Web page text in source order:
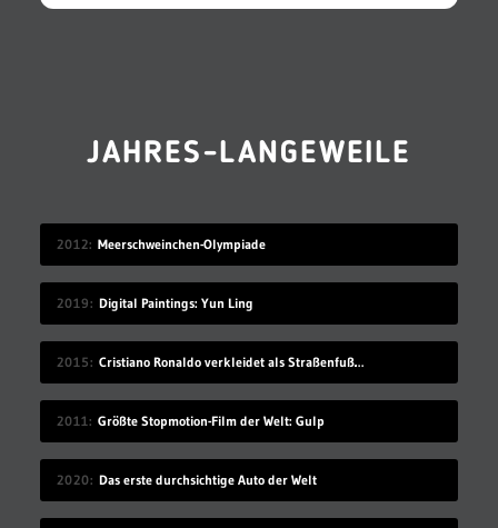
JAHRES-LANGEWEILE
2012 Meerschweinchen-Olympiade
2019 Digital Paintings: Yun Ling
2015 Cristiano Ronaldo verkleidet als Straßenfußballer
2011 Größte Stopmotion-Film der Welt: Gulp
2020 Das erste durchsichtige Auto der Welt